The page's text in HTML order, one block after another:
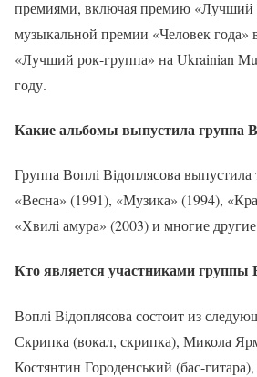
премиями, включая премию «Лучший
музыкальной премии «Человек
«Лучший рок-группа» на Ukrainian
году.
Какие альбомы выпустила группа
Группа Воплі Відоплясова
«Весна» (1991), «Музика» (1994),
«Хвилі амура» (2003) и многие
Кто является участниками группы
Воплі Відоплясова состоит из
Скрипка (вокал, скрипка), Микола
Костянтин Городенський (бас-